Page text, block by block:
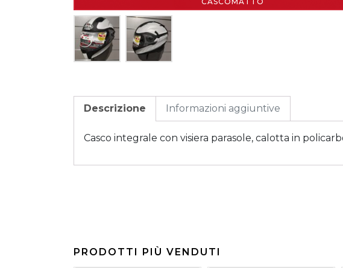
Descrizione Informazioni aggiuntive
Casco integrale con visiera parasole, calotta in
PRODOTTI PIÙ VENDUTI